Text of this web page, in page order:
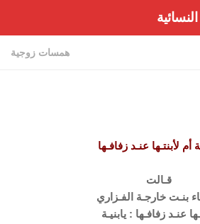
همسات زوجية
أم لأبنتـها عنـد زفافـها
قـالت
بنـت خارجـة الفـزاري
عنـد زفافـها : يابنيـة